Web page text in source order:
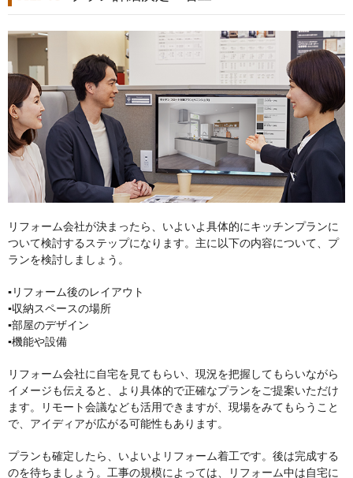
リフォーム会社が決まったら、いよいよ具体的にキッチンプランに
ついて検討するステップになります。主に以下の内容について、プ
ランを検討しましょう。
▪︎リフォーム後のレイアウト
▪︎収納スペースの場所
▪︎部屋のデザイン
▪︎機能や設備
リフォーム会社に自宅を見てもらい、現況を把握してもらいながら
イメージも伝えると、より具体的で正確なプランをご提案いただけ
ます。リモート会議なども活用できますが、現場をみてもらうこと
で、アイディアが広がる可能性もあります。
プランも確定したら、いよいよリフォーム着工です。後は完成する
のを待ちましょう。工事の規模によっては、リフォーム中は自宅に